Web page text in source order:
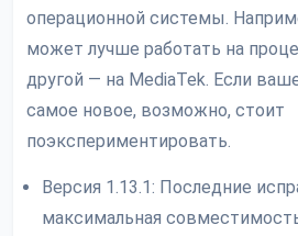
операционной системы.
может лучше работать на
другой — на MediaTek. Если
самое новое, возможно, стоит
поэкспериментировать.
Версия 1.13.1: Последние
максимальная